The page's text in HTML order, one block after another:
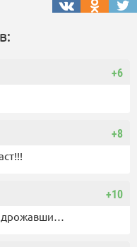
+6
+8
+10
дрожавши…